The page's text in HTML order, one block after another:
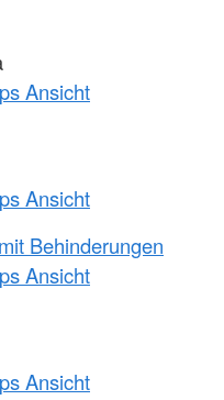
Ansicht
Ansicht
Behinderungen
Ansicht
Ansicht